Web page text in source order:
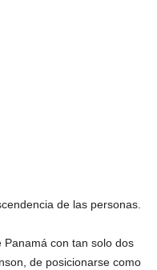
de las personas.
con tan solo dos
de posicionarse como